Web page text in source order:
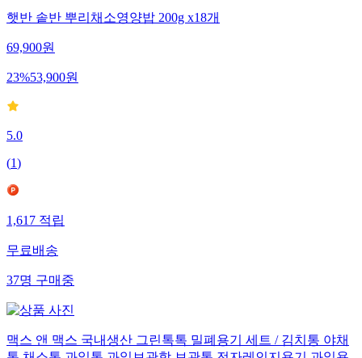
햇반 솥반 뿌리채소영양밥 200g x18개
69,900원
23%53,900원
5.0
(1)
1,617 적립
무료배송
37명 구매중
맥스 앤 맥스 국내생산 그린톡톡 밀폐용기 세트 / 김치통 야채